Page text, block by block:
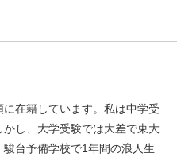
在籍しています。私は中学受
し、大学受験では大差で東大
台予備学校で1年間の浪人生